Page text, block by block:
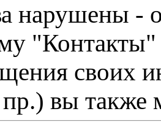
нарушены -
"Контакты"
своих
вы также